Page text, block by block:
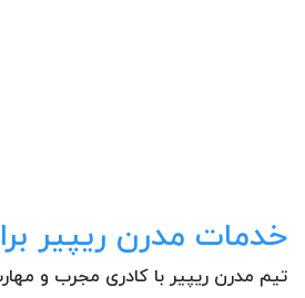
خدمات مدرن ریپیر
تیم مدرن ریپیر با کادری مجرب و